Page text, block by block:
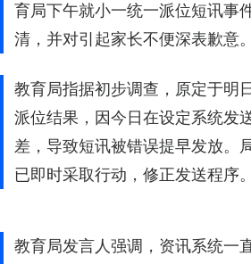
育局下午就小一统一派位短讯事
清，并对引起家长不便深表歉意。
教育局指据初步调查，原定于明
派位结果，因今日在设定系统发
差，导致短讯被错误提早发放。
已即时采取行动，修正发送程序。
教育局发言人强调，资讯系统一